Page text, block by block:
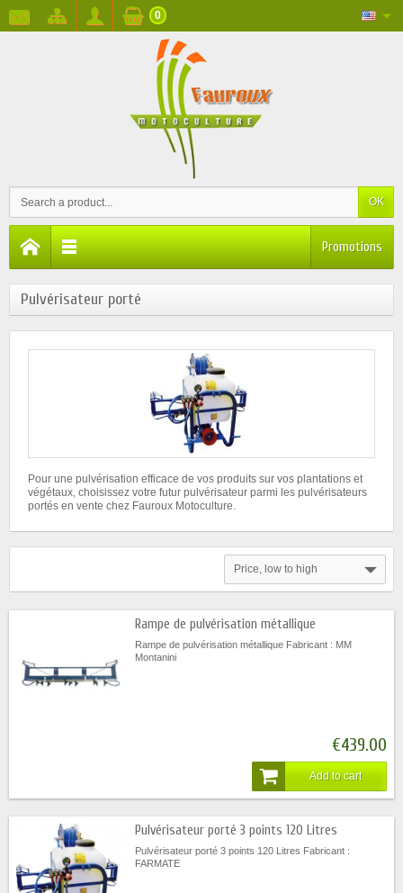
OK
0
Promotions
Pulvérisateur porté
Pour une pulvérisation efficace de vos produits sur vos plantations et
végétaux, choisissez votre futur pulvérisateur parmi les pulvérisateurs
portés en vente chez Fauroux Motoculture.
Price, low to high
Rampe de pulvérisation métallique
Rampe de pulvérisation métallique Fabricant : MM
Montanini
€439.00
Add to cart
Pulvérisateur porté 3 points 120 Litres
Pulvérisateur porté 3 points 120 Litres Fabricant :
FARMATE